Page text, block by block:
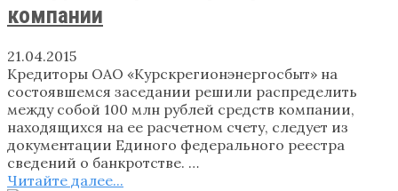
компании
21.04.2015
Кредиторы ОАО «Курскрегионэнергосбыт» на
состоявшемся заседании решили распределить
между собой 100 млн рублей средств компании,
находящихся на ее расчетном счету, следует из
документации Единого федерального реестра
сведений о банкротстве. …
Читайте далее...